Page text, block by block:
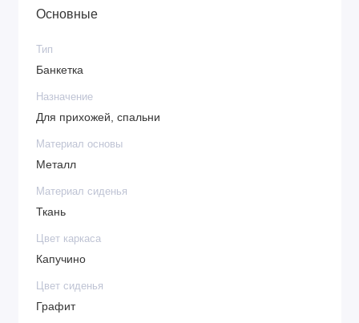
Основные
Тип
Банкетка
Назначение
Для прихожей, спальни
Материал основы
Металл
Материал сиденья
Ткань
Цвет каркаса
Капучино
Цвет сиденья
Графит